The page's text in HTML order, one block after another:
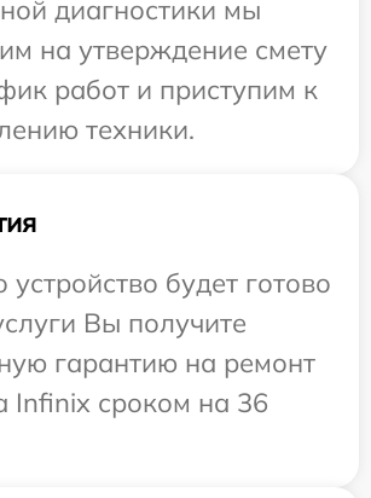
диагностики мы
на утверждение смету
работ и приступим к
техники.
устройство будет готово
Вы получите
гарантию на ремонт
Infinix сроком на 36